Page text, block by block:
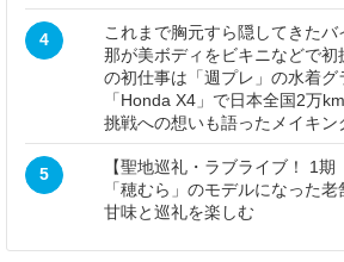
4
これまで胸元すら隠してきた
那が美ボディをビキニなどで
の初仕事は「週プレ」の水着
「Honda X4」で日本全国2万
挑戦への想いも語ったメイキン
5
【聖地巡礼・ラブライブ！ 1
「穂むら」のモデルになった
甘味と巡礼を楽しむ